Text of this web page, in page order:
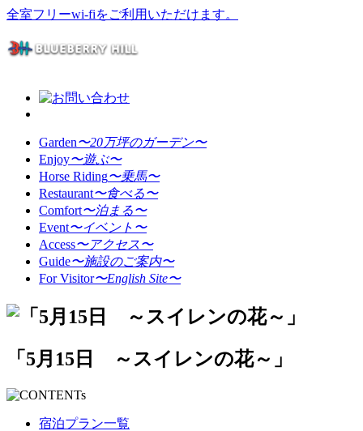
全室フリーwi-fiをご利用いただけます。
Garden〜20万坪のガーデン〜
Enjoy〜遊ぶ〜
Horse Riding〜乗馬〜
Restaurant〜食べる〜
Comfort〜泊まる〜
Event〜イベント〜
Access〜アクセス〜
Guide〜施設のご案内〜
For Visitor〜English Site〜
「5月15日 ～スイレンの花～」
宿泊プラン一覧